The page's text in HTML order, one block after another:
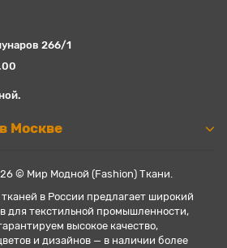
266/1
Москве
© Мир Модной (Fashion) Ткани.
в России предлагает широкий
для текстильной промышленности,
высокое качество,
и дизайнов — в наличии более